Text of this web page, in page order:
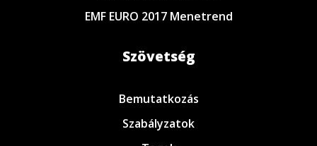
EMF EURO 2017 Menetrend
Szövetség
Bemutatkozás
Szabályzatok